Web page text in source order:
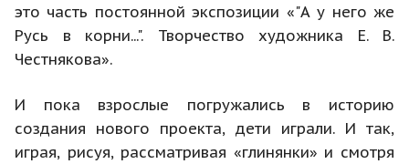
это часть постоянной экспозиции «"А у него же
Русь в корни...". Творчество художника Е. В.
Честнякова».
И пока взрослые погружались в историю
создания нового проекта, дети играли. И так,
играя, рисуя, рассматривая «глинянки» и смотря